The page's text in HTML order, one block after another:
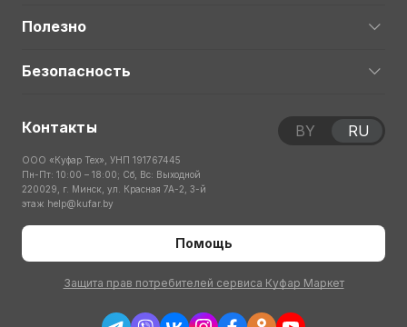
Полезно
Безопасность
Контакты
ООО «Куфар Тех», УНП 191767445
Пн-Пт: 10:00 – 18:00; Сб, Вс: Выходной
220029, г. Минск, ул. Красная 7А-2, 3-й
этаж help@kufar.by
Помощь
Защита прав потребителей сервиса Куфар Маркет
BY RU